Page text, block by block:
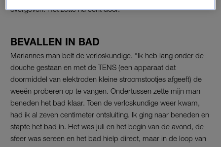
overgeven. Het zette nu echt door.”
BEVALLEN IN BAD
Mariannes man belt de verloskundige. “Ik heb lang onder de
douche gestaan en met de TENS (een apparaat dat
doormiddel van elektroden kleine stroomstootjes afgeeft) de
weeën proberen op te vangen. Ondertussen zette mijn man
beneden het bad klaar. Toen de verloskundige weer kwam,
had ik al zeven centimeter ontsluiting. Ik ging naar beneden en
stapte het bad in . Het was juli en het begin van de avond, de
sfeer was sereen en het bad hielp direct, maar in de loop van